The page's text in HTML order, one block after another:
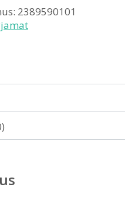
2389590101